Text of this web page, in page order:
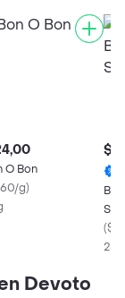
O Bon
g)
$
(
Devoto